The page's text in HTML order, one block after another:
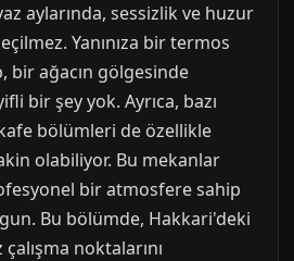
aylarında, sessizlik ve huzur
Yanınıza bir termos
bir ağacın gölgesinde
bir şey yok. Ayrıca, bazı
bölümleri de özellikle
olabiliyor. Bu mekanlar
bir atmosfere sahip
Bu bölümde, Hakkari'deki
noktalarını